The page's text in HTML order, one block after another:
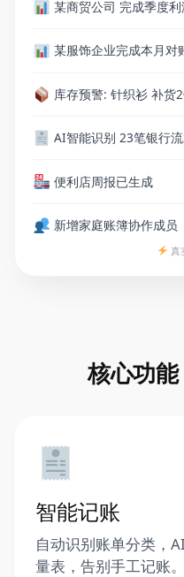
某商贸公司 完成季度
某服饰企业完成本月对
库存预警: 针织衫 补货
AI智能识别 23笔银行
便利店周报已生成
新增家庭账簿协作成员
真
核心功能
智能记账
自动识别账单分类，
量表，告别手工记账。